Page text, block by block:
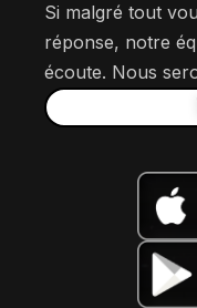
Si malgré tout
réponse, notre
écoute. Nous